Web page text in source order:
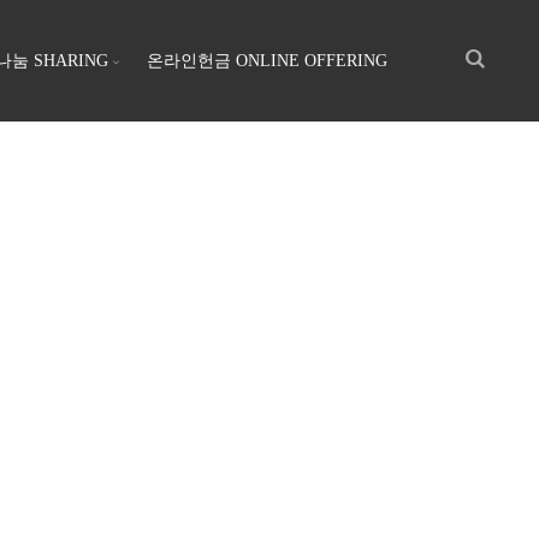
눔 SHARING 온라인헌금 ONLINE OFFERING